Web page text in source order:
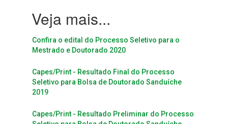
Confira o edital do Processo Seletivo para o
Mestrado e Doutorado 2020
Capes/Print - Resultado Final do Processo
Seletivo para Bolsa de Doutorado Sanduíche
2019
Capes/Print - Resultado Preliminar do Processo